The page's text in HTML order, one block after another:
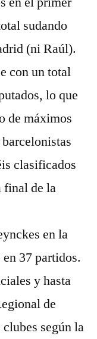
sudando
(ni Raúl).
con un total
lo que
de máximos
clasificados
final de la
en la
37 partidos.
y hasta
de
según la